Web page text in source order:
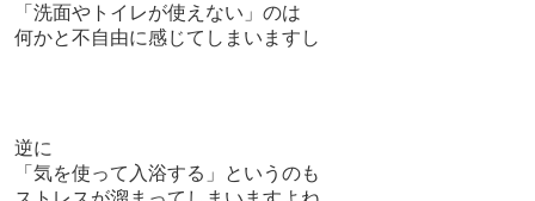
「洗面やトイレが使えない」のは
何かと不自由に感じてしまいますし
逆に
「気を使って入浴する」というのも